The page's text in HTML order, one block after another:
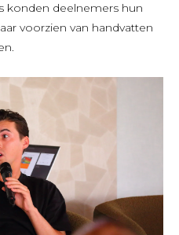
konden deelnemers hun
voorzien van handvatten